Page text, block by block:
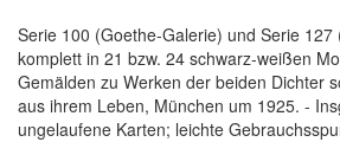
Serie 100 (Goethe-Galerie) und Serie 127
komplett in 21 bzw. 24 schwarz-weißen
Gemälden zu Werken der beiden Dichter
aus ihrem Leben, München um 1925. -
ungelaufene Karten; leichte